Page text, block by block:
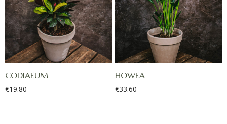
CODIAEUM
€19.80
HOWEA
€33.60